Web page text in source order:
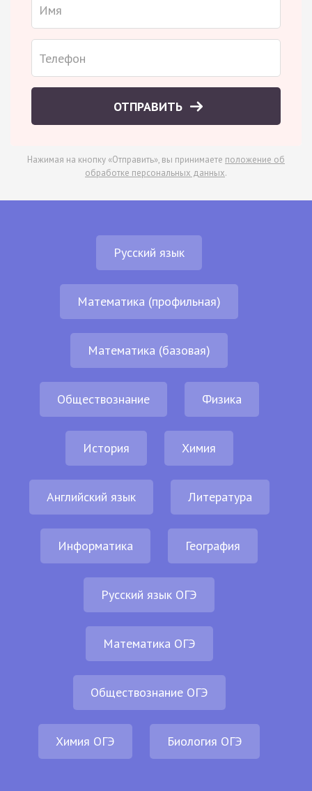
ОТПРАВИТЬ
Нажимая на кнопку «Отправить», вы принимаете положение об
обработке персональных данных.
Русский язык
Математика (профильная)
Математика (базовая)
Обществознание Физика
История Химия
Английский язык Литература
Информатика География
Русский язык ОГЭ
Математика ОГЭ
Обществознание ОГЭ
Химия ОГЭ Биология ОГЭ